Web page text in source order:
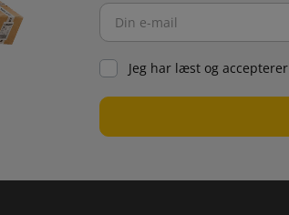
Jeg har læst og accepterer